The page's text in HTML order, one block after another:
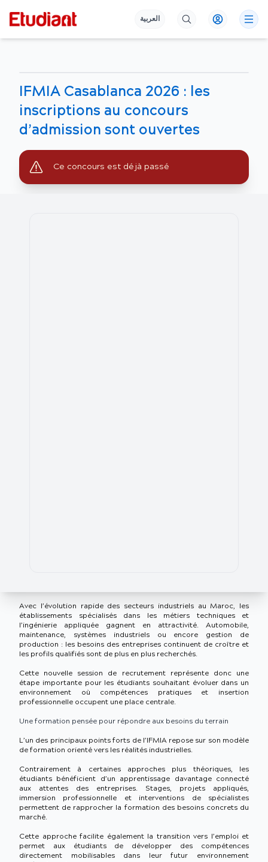
العربية
IFMIA Casablanca 2026 : les
inscriptions au concours
d’admission sont ouvertes
Ce concours est déjà passé
Avec l’évolution rapide des secteurs industriels au Maroc, les
établissements spécialisés dans les métiers techniques et
l’ingénierie appliquée gagnent en attractivité. Automobile,
maintenance, systèmes industriels ou encore gestion de
production : les besoins des entreprises continuent de croître et
les profils qualifiés sont de plus en plus recherchés.
Cette nouvelle session de recrutement représente donc une
étape importante pour les étudiants souhaitant évoluer dans un
environnement où compétences pratiques et insertion
professionnelle occupent une place centrale.
Une formation pensée pour répondre aux besoins du terrain
L’un des principaux points forts de l’IFMIA repose sur son modèle
de formation orienté vers les réalités industrielles.
Contrairement à certaines approches plus théoriques, les
étudiants bénéficient d’un apprentissage davantage connecté
aux attentes des entreprises. Stages, projets appliqués,
immersion professionnelle et interventions de spécialistes
permettent de rapprocher la formation des besoins concrets du
marché.
Cette approche facilite également la transition vers l’emploi et
permet aux étudiants de développer des compétences
directement mobilisables dans leur futur environnement